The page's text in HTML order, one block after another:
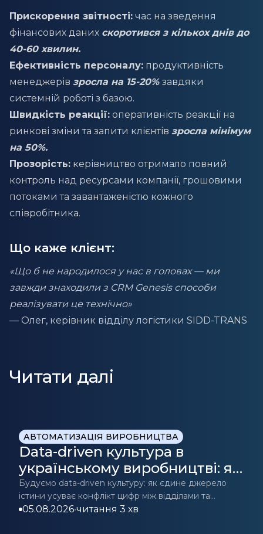
Прискорення звітності: час на зведення
фінансових даних скоротився з кількох днів до
40-60 хвилин.
Ефективність персоналу: продуктивність
менеджерів зросла на 15-20% завдяки
системній роботі з базою.
Швидкість реакції: оперативність реакції на
ринкові зміни та запити клієнтів зросла мінімум
на 50%.
Прозорість: керівництво отримало повний
контроль над ресурсами компанії, грошовими
потоками та завантаженістю кожного
співробітника.
Що каже клієнт:
«Що б не народилося у нас в головах — ми
завжди знаходили з CRM Genesis способи
реалізувати це технічно»
— Олег, керівник відділу логістики SIDD-TRANS
Читати далі
АВТОМАТИЗАЦІЯ ВИРОБНИЦТВА
Data-driven культура в
українському виробництві: як
CRM/ERP стає джерелом
істини для прийняття рішень
Будуємо data-driven культуру: як єдине джерело
істини усуває конфлікт цифр між відділами та
допомагає приймати точні бізнес-рішення.
05.08.2026•читання 3 хв